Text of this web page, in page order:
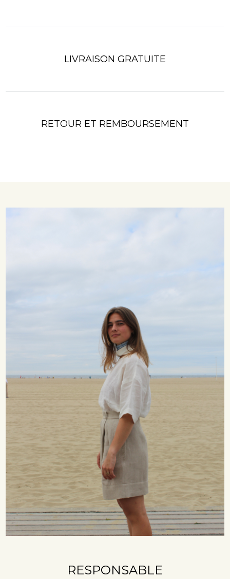
LIVRAISON GRATUITE
RETOUR ET REMBOURSEMENT
RESPONSABLE